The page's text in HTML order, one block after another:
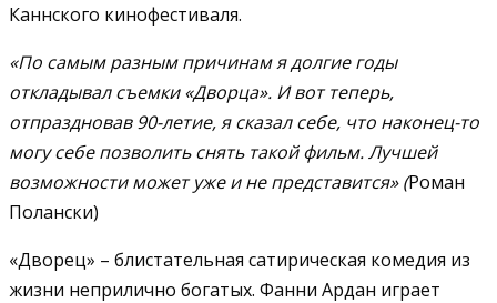
Каннского кинофестиваля.
«По самым разным причинам я долгие годы
откладывал съемки «Дворца». И вот теперь,
отпраздновав 90-летие, я сказал себе, что наконец-то
могу себе позволить снять такой фильм. Лучшей
возможности может уже и не представится» (Роман
Полански)
«Дворец» – блистательная сатирическая комедия из
жизни неприлично богатых. Фанни Ардан играет